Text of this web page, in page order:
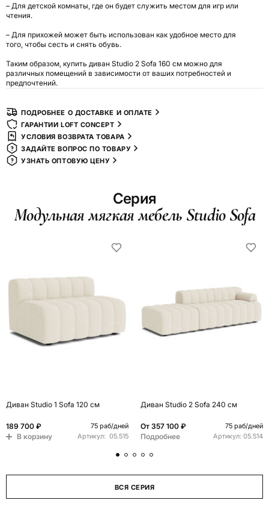
– Для детской комнаты, где он будет служить местом для игр или
чтения.
– Для прихожей может быть использован как удобное место для
того, чтобы сесть и снять обувь.
Таким образом, купить диван Studio 2 Sofa 160 см можно для
различных помещений в зависимости от ваших потребностей и
предпочтений.
ПОДРОБНЕЕ О ДОСТАВКЕ И ОПЛАТЕ
ГАРАНТИИ LOFT CONCEPT
УСЛОВИЯ ВОЗВРАТА ТОВАРА
ЗАДАЙТЕ ВОПРОС ПО ТОВАРУ
УЗНАТЬ ОПТОВУЮ ЦЕНУ
Серия
Модульная мягкая мебель Studio Sofa
Диван Studio 1 Sofa 120 см
189 700 ₽ 75 раб/дней
В корзину Артикул: 05.515
Диван Studio 2 Sofa 240 см
От 357 100 ₽ 75 раб/дней
Подробнее Артикул: 05.514
ВСЯ СЕРИЯ